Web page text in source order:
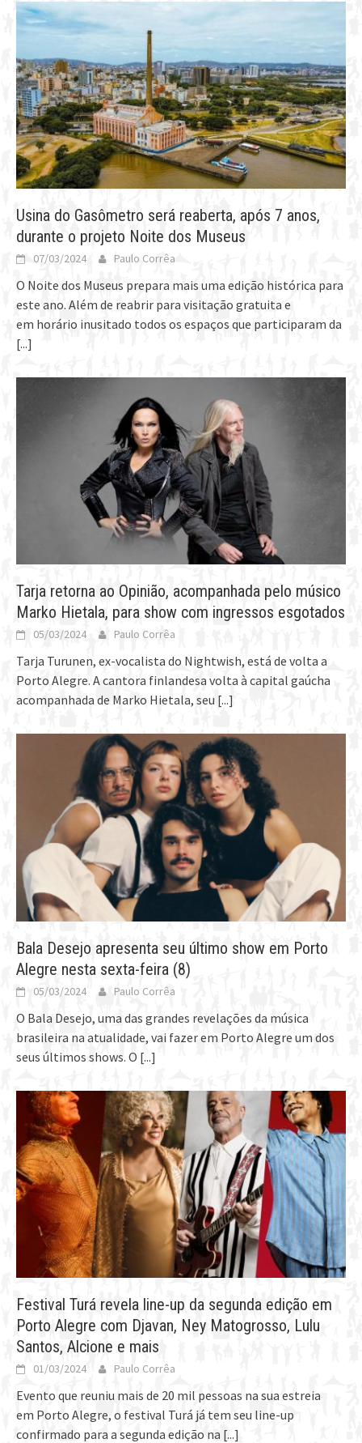
Usina do Gasômetro será reaberta, após 7 anos,
durante o projeto Noite dos Museus
07/03/2024 Paulo Corrêa
O Noite dos Museus prepara mais uma edição histórica para
este ano. Além de reabrir para visitação gratuita e
em horário inusitado todos os espaços que participaram da
[...]
Tarja retorna ao Opinião, acompanhada pelo músico
Marko Hietala, para show com ingressos esgotados
05/03/2024 Paulo Corrêa
Tarja Turunen, ex-vocalista do Nightwish, está de volta a
Porto Alegre. A cantora finlandesa volta à capital gaúcha
acompanhada de Marko Hietala, seu [...]
Bala Desejo apresenta seu último show em Porto
Alegre nesta sexta-feira (8)
05/03/2024 Paulo Corrêa
O Bala Desejo, uma das grandes revelações da música
brasileira na atualidade, vai fazer em Porto Alegre um dos
seus últimos shows. O [...]
Festival Turá revela line-up da segunda edição em
Porto Alegre com Djavan, Ney Matogrosso, Lulu
Santos, Alcione e mais
01/03/2024 Paulo Corrêa
Evento que reuniu mais de 20 mil pessoas na sua estreia
em Porto Alegre, o festival Turá já tem seu line-up
confirmado para a segunda edição na [...]